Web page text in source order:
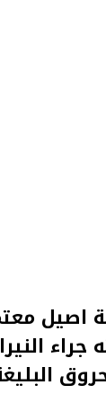
الماضية
جراء